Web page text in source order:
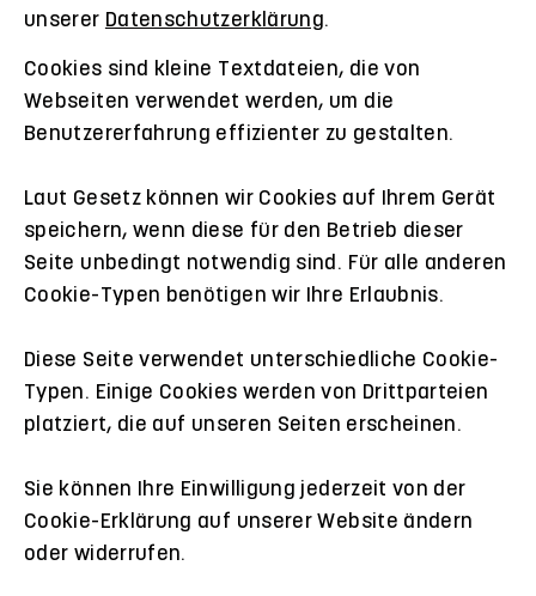
unserer Datenschutzerklärung.
Cookies sind kleine Textdateien, die von
Webseiten verwendet werden, um die
Benutzererfahrung effizienter zu gestalten.
Laut Gesetz können wir Cookies auf Ihrem Gerät
speichern, wenn diese für den Betrieb dieser
Seite unbedingt notwendig sind. Für alle anderen
Cookie-Typen benötigen wir Ihre Erlaubnis.
Diese Seite verwendet unterschiedliche Cookie-
Typen. Einige Cookies werden von Drittparteien
platziert, die auf unseren Seiten erscheinen.
Sie können Ihre Einwilligung jederzeit von der
Cookie-Erklärung auf unserer Website ändern
oder widerrufen.